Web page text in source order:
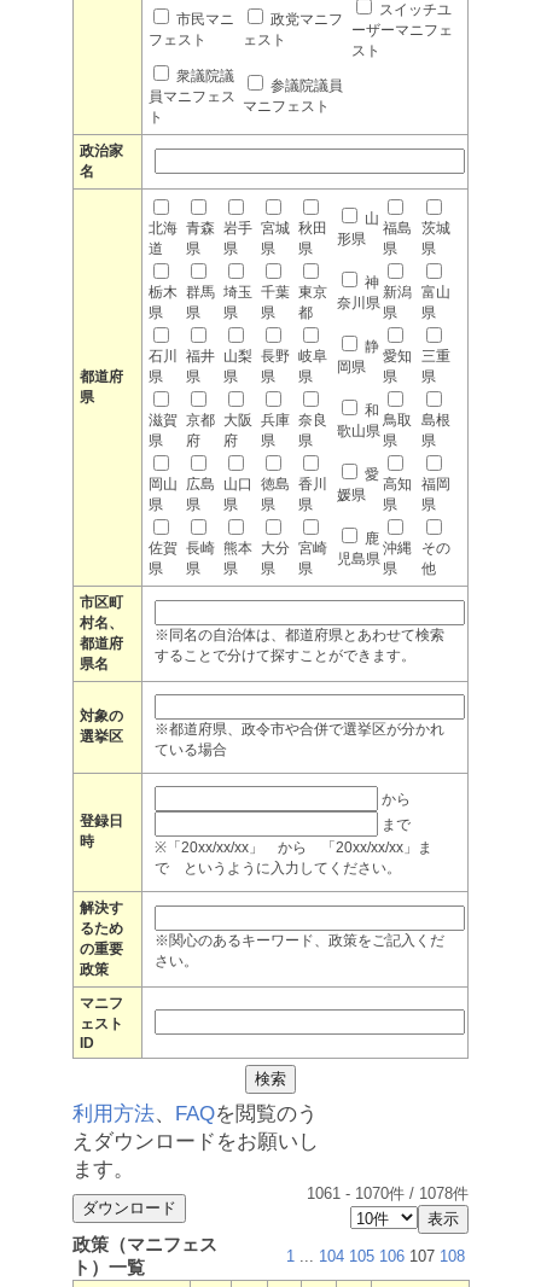
市民マニ
フェスト
政党マニフ
ェスト
スイッチユ
ーザーマニフェ
スト
衆議院議
員マニフェス
ト
参議院議員
マニフェスト
政治家
名
都道府
県
北海
道
青森
県
岩手
県
宮城
県
秋田
県
山
形県
福島
県
茨城
県
栃木
県
群馬
県
埼玉
県
千葉
県
東京
都
神
奈川県
新潟
県
富山
県
石川
県
福井
県
山梨
県
長野
県
岐阜
県
静
岡県
愛知
県
三重
県
滋賀
県
京都
府
大阪
府
兵庫
県
奈良
県
和
歌山県
鳥取
県
島根
県
岡山
県
広島
県
山口
県
徳島
県
香川
県
愛
媛県
高知
県
福岡
県
佐賀
県
長崎
県
熊本
県
大分
県
宮崎
県
鹿
児島県
沖縄
県
その
他
市区町
村名、
都道府
県名
※同名の自治体は、都道府県とあわせて検索
することで分けて探すことができます。
対象の
選挙区
※都道府県、政令市や合併で選挙区が分かれ
ている場合
登録日
時
から
まで
※「20xx/xx/xx」 から 「20xx/xx/xx」ま
で というように入力してください。
解決す
るため
の重要
政策
※関心のあるキーワード、政策をご記入くだ
さい。
マニフ
ェスト
ID
利用方法、 FAQを閲覧のう
えダウンロードをお願いし
ます。
1061 - 1070件 / 1078件
政策（マニフェス
ト）一覧
1 ... 104 105 106 107 108